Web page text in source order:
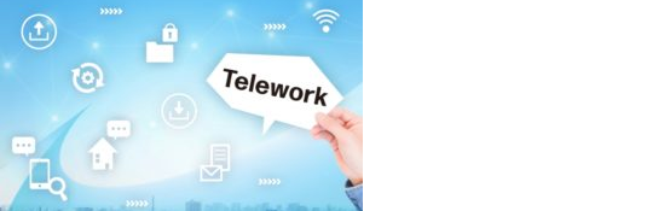
アウトソーシングサービ
ス
トータルサービス